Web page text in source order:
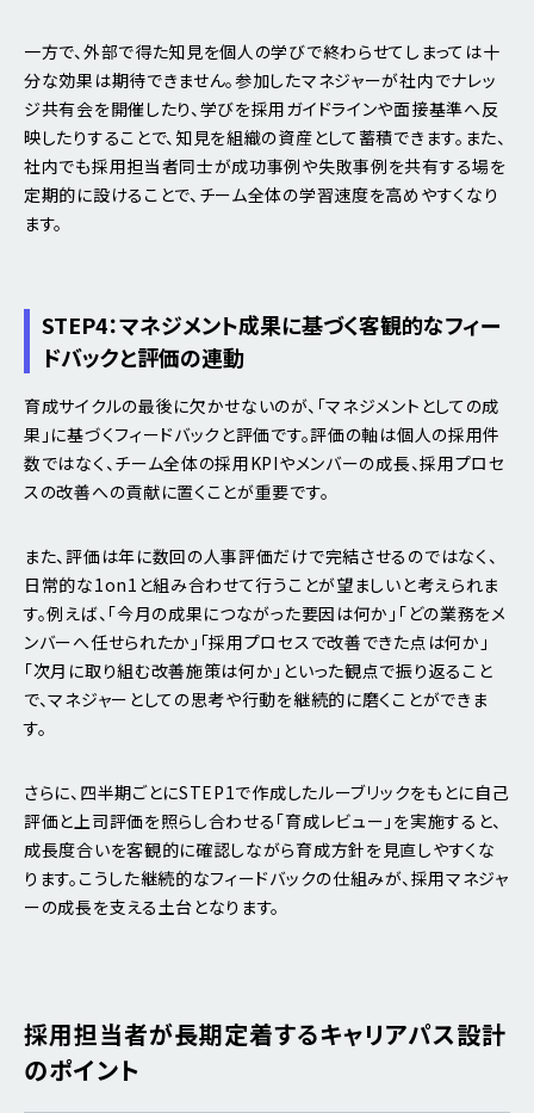
一方で、外部で得た知見を個人の学びで終わらせてしまっては十
分な効果は期待できません。参加したマネジャーが社内でナレッ
ジ共有会を開催したり、学びを採用ガイドラインや面接基準へ反
映したりすることで、知見を組織の資産として蓄積できます。また、
社内でも採用担当者同士が成功事例や失敗事例を共有する場を
定期的に設けることで、チーム全体の学習速度を高めやすくなり
ます。
STEP4：マネジメント成果に基づく客観的なフィー
ドバックと評価の連動
育成サイクルの最後に欠かせないのが、「マネジメントとしての成
果」に基づくフィードバックと評価です。評価の軸は個人の採用件
数ではなく、チーム全体の採用KPIやメンバーの成長、採用プロセ
スの改善への貢献に置くことが重要です。
また、評価は年に数回の人事評価だけで完結させるのではなく、
日常的な1on1と組み合わせて行うことが望ましいと考えられま
す。例えば、「今月の成果につながった要因は何か」「どの業務をメ
ンバーへ任せられたか」「採用プロセスで改善できた点は何か」
「次月に取り組む改善施策は何か」といった観点で振り返ること
で、マネジャーとしての思考や行動を継続的に磨くことができま
す。
さらに、四半期ごとにSTEP1で作成したルーブリックをもとに自己
評価と上司評価を照らし合わせる「育成レビュー」を実施すると、
成長度合いを客観的に確認しながら育成方針を見直しやすくな
ります。こうした継続的なフィードバックの仕組みが、採用マネジャ
ーの成長を支える土台となります。
採用担当者が長期定着するキャリアパス設計
のポイント